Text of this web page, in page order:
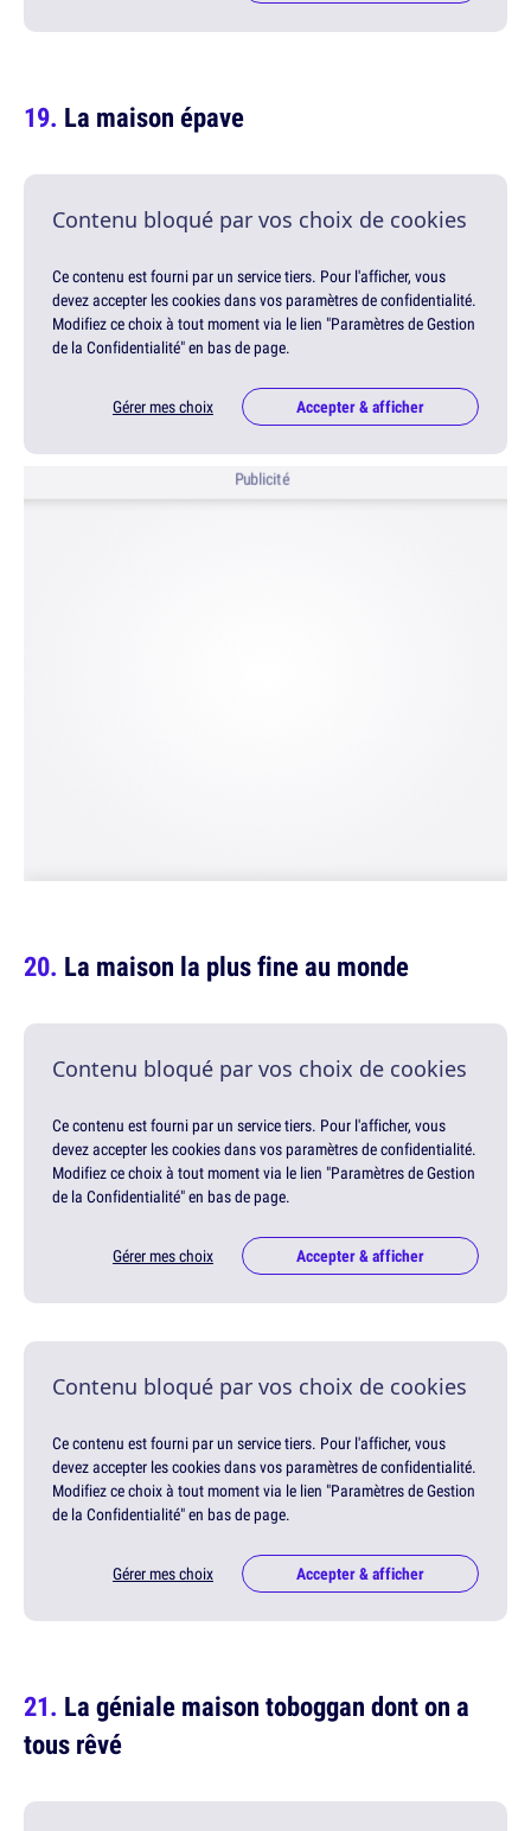
La maison épave
Contenu bloqué par vos choix de cookies
Ce contenu est fourni par un service tiers. Pour l'afficher, vous
devez accepter les cookies dans vos paramètres de confidentialité.
Modifiez ce choix à tout moment via le lien "Paramètres de Gestion
de la Confidentialité" en bas de page.
Gérer mes choix Accepter & afficher
Publicité
La maison la plus fine au monde
Contenu bloqué par vos choix de cookies
Ce contenu est fourni par un service tiers. Pour l'afficher, vous
devez accepter les cookies dans vos paramètres de confidentialité.
Modifiez ce choix à tout moment via le lien "Paramètres de Gestion
de la Confidentialité" en bas de page.
Gérer mes choix Accepter & afficher
Contenu bloqué par vos choix de cookies
Ce contenu est fourni par un service tiers. Pour l'afficher, vous
devez accepter les cookies dans vos paramètres de confidentialité.
Modifiez ce choix à tout moment via le lien "Paramètres de Gestion
de la Confidentialité" en bas de page.
Gérer mes choix Accepter & afficher
La géniale maison toboggan dont on a
tous rêvé